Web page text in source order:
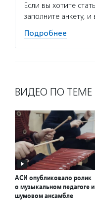
Если вы хотите
заполните анкету,
Подробнее
ВИДЕО ПО ТЕМЕ
АСИ опубликовало ролик
о музыкальном педагоге и
шумовом ансамбле